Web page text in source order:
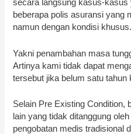
secara langsung kasus-kasus
beberapa polis asuransi yang
namun dengan kondisi khusus.
Yakni penambahan masa
Artinya kami tidak dapat
tersebut jika belum satu
Selain Pre Existing Condition,
lain yang tidak ditanggung
pengobatan medis tradisional